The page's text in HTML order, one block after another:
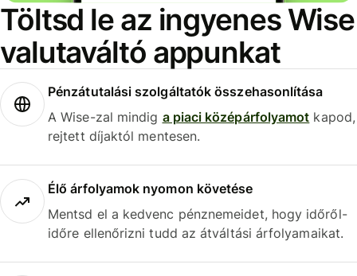
Töltsd le az ingyenes Wise
valutaváltó appunkat
Pénzátutalási szolgáltatók összehasonlítása
A Wise-zal mindig a piaci középárfolyamot kapod,
rejtett díjaktól mentesen.
Élő árfolyamok nyomon követése
Mentsd el a kedvenc pénznemeidet, hogy időről-
időre ellenőrizni tudd az átváltási árfolyamaikat.